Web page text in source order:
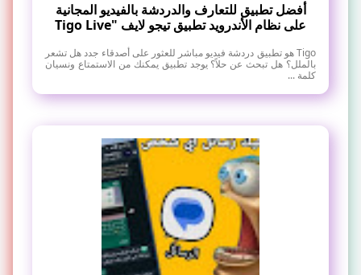
أفضل تطبيق للتعارف والدردشة بالفيديو المجانية
على نظام الأندرويد تطبيق تيجو لايف "Tigo Live
Tigo هو تطبيق دردشة فيديو مباشر للعثور على أصدقاء جدد هل تشعر
بالملل؟ هل تبحث عن حلاً؟ يوجد تطبيق يمكنك من الاستمتاع ونسيان
كلمة ...